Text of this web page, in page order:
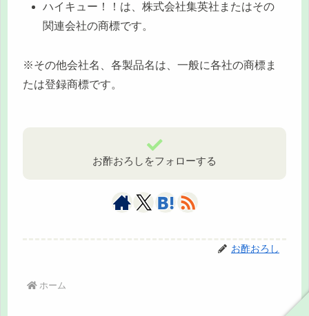
ハイキュー！！は、株式会社集英社またはその
関連会社の商標です。
※その他会社名、各製品名は、一般に各社の商標ま
たは登録商標です。
お酢おろしをフォローする
お酢おろし
ホーム